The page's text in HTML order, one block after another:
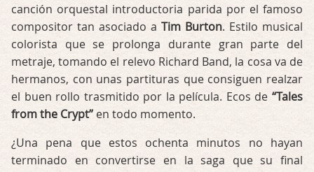
canción orquestal introductoria parida por el famoso
compositor tan asociado a Tim Burton. Estilo musical
colorista que se prolonga durante gran parte del
metraje, tomando el relevo Richard Band, la cosa va de
hermanos, con unas partituras que consiguen realzar
el buen rollo trasmitido por la película. Ecos de “Tales
from the Crypt” en todo momento.
¿Una pena que estos ochenta minutos no hayan
terminado en convertirse en la saga que su final